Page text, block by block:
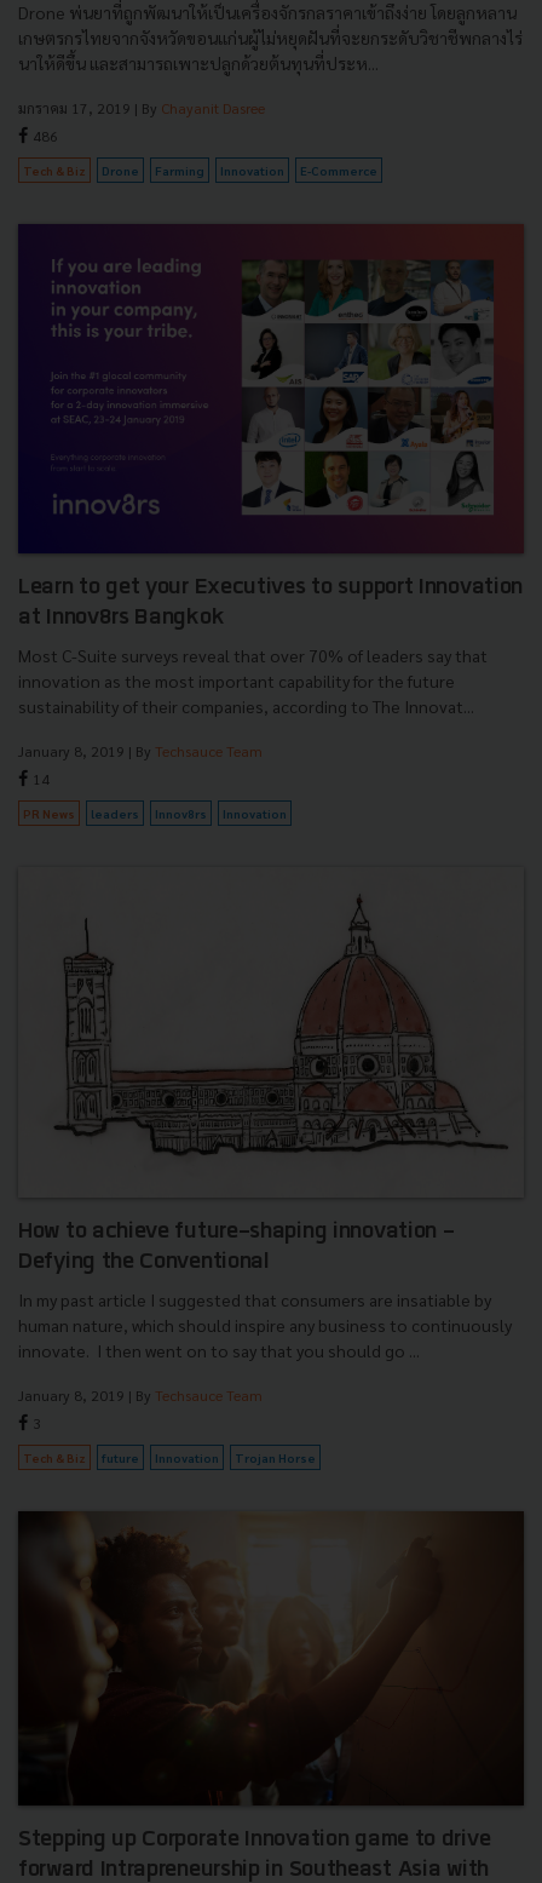
Drone พ่นยาที่ถูกพัฒนาให้เป็นเครื่องจักรกลราคาเข้าถึงง่าย โดยลูกหลาน
เกษตรกรไทยจากจังหวัดขอนแก่นผู้ไม่หยุดฝันที่จะยกระดับวิชาชีพกลางไร่
นาให้ดีขึ้น และสามารถเพาะปลูกด้วยต้นทุนที่ประห...
มกราคม 17, 2019 | By Chayanit Dasree
486
Tech & Biz Drone Farming Innovation E-Commerce
Learn to get your Executives to support Innovation
at Innov8rs Bangkok
Most C-Suite surveys reveal that over 70% of leaders say that
innovation as the most important capability for the future
sustainability of their companies, according to The Innovat...
January 8, 2019 | By Techsauce Team
14
PR News leaders Innov8rs Innovation
How to achieve future-shaping innovation -
Defying the Conventional
In my past article I suggested that consumers are insatiable by
human nature, which should inspire any business to continuously
innovate. I then went on to say that you should go ...
January 8, 2019 | By Techsauce Team
3
Tech & Biz future Innovation Trojan Horse
Stepping up Corporate Innovation game to drive
forward Intrapreneurship in Southeast Asia with